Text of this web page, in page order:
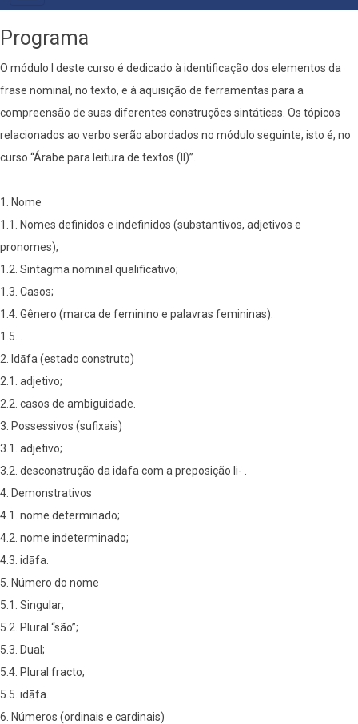
PRIMÁRIO
Programa
O módulo I deste curso é dedicado à identificação dos elementos da
frase nominal, no texto, e à aquisição de ferramentas para a
compreensão de suas diferentes construções sintáticas. Os tópicos
relacionados ao verbo serão abordados no módulo seguinte, isto é, no
curso “Árabe para leitura de textos (II)”.
1. Nome
1.1. Nomes definidos e indefinidos (substantivos, adjetivos e
pronomes);
1.2. Sintagma nominal qualificativo;
1.3. Casos;
1.4. Gênero (marca de feminino e palavras femininas).
1.5. .
2. Idāfa (estado construto)
2.1. adjetivo;
2.2. casos de ambiguidade.
3. Possessivos (sufixais)
3.1. adjetivo;
3.2. desconstrução da idāfa com a preposição li- .
4. Demonstrativos
4.1. nome determinado;
4.2. nome indeterminado;
4.3. idāfa.
5. Número do nome
5.1. Singular;
5.2. Plural “são”;
5.3. Dual;
5.4. Plural fracto;
5.5. idāfa.
6. Números (ordinais e cardinais)